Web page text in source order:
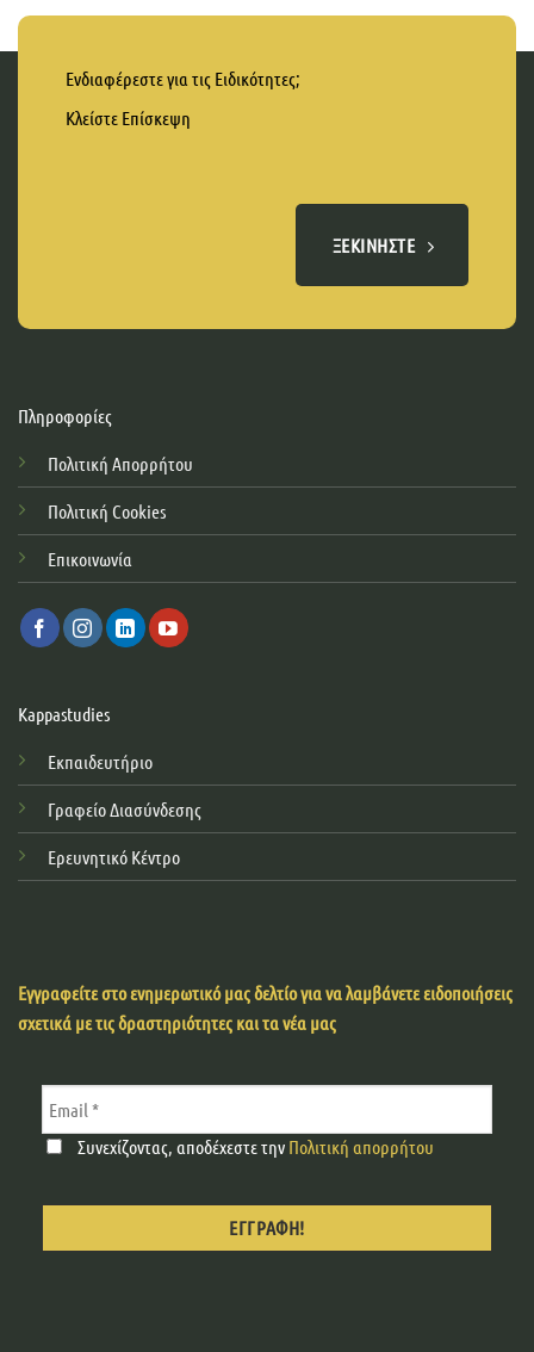
Ενδιαφέρεστε για τις Ειδικότητες;
Κλείστε Επίσκεψη
ΞΕΚΙΝΉΣΤΕ
Πληροφορίες
Πολιτική Απορρήτου
Πολιτική Cookies
Επικοινωνία
Kappastudies
Εκπαιδευτήριο
Γραφείο Διασύνδεσης
Ερευνητικό Κέντρο
Εγγραφείτε στο ενημερωτικό μας δελτίο για να λαμβάνετε ειδοποιήσεις
σχετικά με τις δραστηριότητες και τα νέα μας
Συνεχίζοντας, αποδέχεστε την Πολιτική απορρήτου